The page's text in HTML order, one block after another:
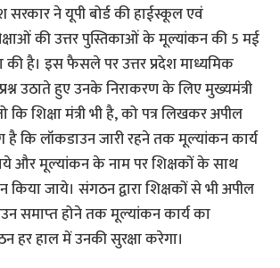
सरकार ने यूपी बोर्ड की हाईस्कूल एवं
की उत्तर पुस्तिकाओं के मूल्यांकन की 5 मई
है। इस फैसले पर उत्तर प्रदेश माध्यमिक
उठाते हुए उनके निराकरण के लिए मुख्यमंत्री
कि शिक्षा मंत्री भी है, को पत्र लिखकर अपील
है कि लॉकडाउन जारी रहने तक मूल्‍यांकन कार्य
और मूल्‍यांकन के नाम पर शिक्षकों के साथ
किया जाये। संगठन द्वारा शिक्षकों से भी अपील
समाप्‍त होने तक मूल्‍यांकन कार्य का
हर हाल में उनकी सुरक्षा करेगा।